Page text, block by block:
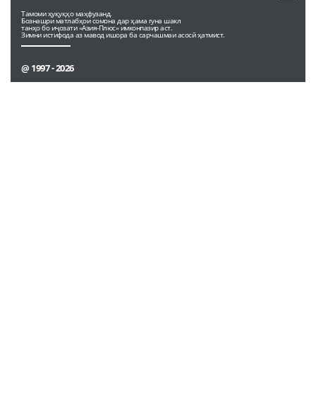
Тамоми ҳуқуқҳо маҳфузанд.
Бознашри матлабҳои сомона дар ҳама гуна шакл
танҳо бо иҷозати «Азия-Плюс» имконпазир аст.
Зимни истифода аз мавод ишора ба сарчашмаи асосӣ ҳатмист.
@ 1997 - 2026